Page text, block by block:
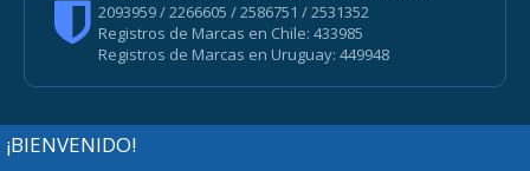
2093959 / 2266605 / 2586751 / 2531352
Registros de Marcas en Chile: 433985
Registros de Marcas en Uruguay: 449948
¡BIENVENIDO!